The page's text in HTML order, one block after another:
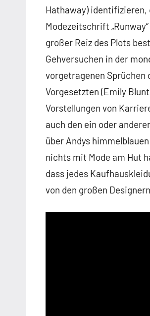
Hathaway) identifizieren,
Modezeitschrift
großer Reiz des Plots
Gehversuchen in der
vorgetragenen Sprüchen
Vorgesetzten (Emily
Vorstellungen von
auch den ein oder
über Andys
nichts mit Mode am Hut
dass jedes
von den großen